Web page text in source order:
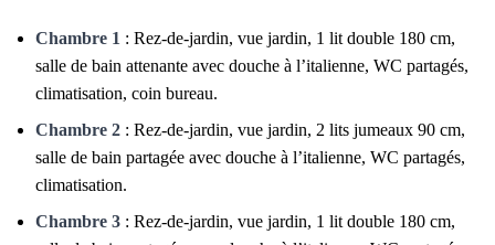
Chambre 1 : Rez-de-jardin, vue jardin, 1 lit double 180 cm,
salle de bain attenante avec douche à l’italienne, WC partagés,
climatisation, coin bureau.
Chambre 2 : Rez-de-jardin, vue jardin, 2 lits jumeaux 90 cm,
salle de bain partagée avec douche à l’italienne, WC partagés,
climatisation.
Chambre 3 : Rez-de-jardin, vue jardin, 1 lit double 180 cm,